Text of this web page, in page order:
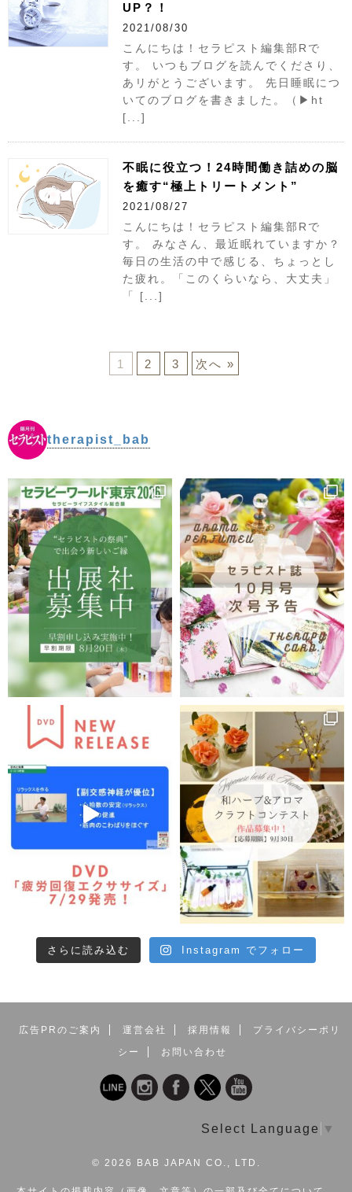
UP？！
2021/08/30
こんにちは！セラピスト編集部Rで
す。 いつもブログを読んでくださり、
あリがとうございます。 先日睡眠につ
いてのブログを書きました。（▶︎ht
[...]
不眠に役立つ！24時間働き詰めの脳
を癒す“極上トリートメント”
2021/08/27
こんにちは！セラピスト編集部Rで
す。 みなさん、最近眠れていますか？
毎日の生活の中で感じる、ちょっとし
た疲れ。「このくらいなら、大丈夫」
「 [...]
1 2 3 次へ »
therapist_bab
さらに読み込む Instagram でフォロー
広告PRのご案内 運営会社 採用情報
プライバシーポリ
シー
お問い合わせ
Select Language ▼
© 2026 BAB JAPAN CO., LTD.